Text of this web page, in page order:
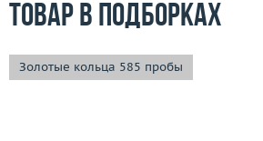
Товар в подборках
Золотые кольца 585 пробы